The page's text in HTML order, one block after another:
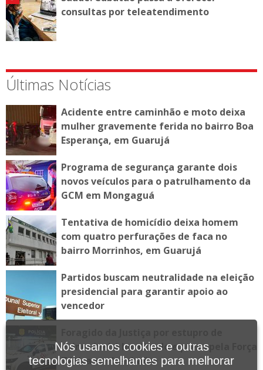
consultas por teleatendimento
Últimas Notícias
Acidente entre caminhão e moto deixa
mulher gravemente ferida no bairro Boa
Esperança, em Guarujá
Programa de segurança garante dois
novos veículos para o patrulhamento da
GCM em Mongaguá
Tentativa de homicídio deixa homem
com quatro perfurações de faca no
bairro Morrinhos, em Guarujá
Partidos buscam neutralidade na eleição
presidencial para garantir apoio ao
vencedor
vulnerável é localizado e preso pela Força
Tática em Itanhaém
Nós usamos cookies e outras
tecnologias semelhantes para melhorar